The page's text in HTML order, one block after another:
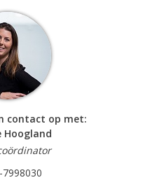
contact op met:
Hoogland
7998030